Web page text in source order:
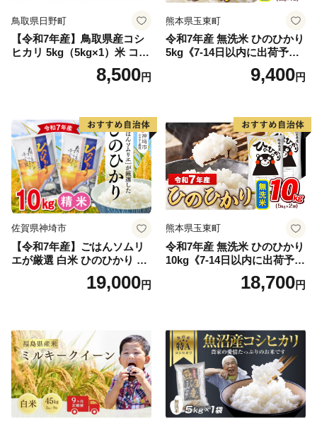
鳥取県日野町
【令和7年産】鳥取県産コシ
ヒカリ 5kg（5kg×1）米 コシ
ヒカリ こしひかり お米 白米
精米 5キロ おこめ こめ コメ
野町産 Elevation
8,500円
熊本県玉東町
令和7年産 無洗米 ひのひかり
5kg《7-14日以内に出荷予定
(土日祝除く)》コメ 米 無洗米
高レビュー｜人気米 熊本県
9,400円
佐賀県神埼市
【令和7年産】ごはんソムリ
エが厳選 白米 ひのひかり 10
米 10kg 5kg×2 ひのひかり ブ
19,000円
熊本県玉東町
令和7年産 無洗米 ひのひかり
10kg《7-14日以内に出荷予定
(土日祝除く)》コメ 米 無洗米
令和7年産 高レビュー｜人気
18,700円